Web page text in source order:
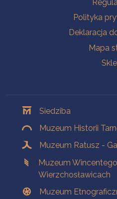
Polityka
Deklaracja
Mapa
Siedziba
Muzeum Historii
Muzeum Ratusz -
Muzeum
Wierzchosławicach
Muzeum